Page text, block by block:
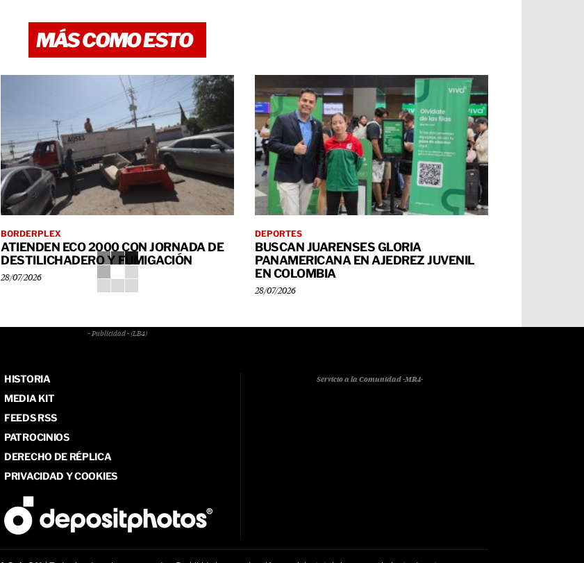
MÁS COMO ESTO
BORDERPLEX
ATIENDEN ECO 2000 CON JORNADA DE
DESTILICHADERO Y FUMIGACIÓN
28/07/2026
DEPORTES
BUSCAN JUARENSES GLORIA
PANAMERICANA EN AJEDREZ JUVENIL
EN COLOMBIA
28/07/2026
- Publicidad - (LB4)
HISTORIA
MEDIA KIT
FEEDS RSS
PATROCINIOS
DERECHO DE RÉPLICA
PRIVACIDAD Y COOKIES
Servicio a la Comunidad -MR4-